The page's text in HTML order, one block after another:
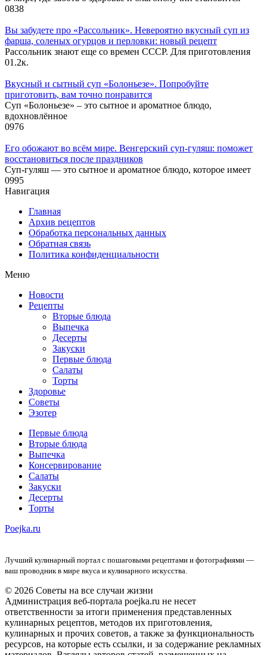
0838
Вы забудете про «Рассольник». Невероятно вкусный суп из
фарша, соленых огурцов и перловки: новый рецепт
Рассольник знают еще со времен СССР. Для приготовления
01.2к.
Вкусный и сытный cуп «Болоньезе». Попробуйте
приготовить, вам точно понравится
Суп «Болоньезе» – это сытное и ароматное блюдо,
вдохновлённое
0976
Его обожают во всём мире. Венгерский суп-гуляш: поможет
восстановиться после праздников
Суп-гуляш — это сытное и ароматное блюдо, которое имеет
0995
Навигация
Главная
Архив рецептов
Обработка персональных данных
Обратная связь
Политика конфиденциальности
Меню
Новости
Рецепты
Вторые блюда
Выпечка
Десерты
Закуски
Первые блюда
Салаты
Торты
Здоровье
Советы
Эзотер
Первые блюда
Вторые блюда
Выпечка
Консервирование
Салаты
Закуски
Десерты
Торты
Poejka.ru
Лучший кулинарный портал с пошаговыми рецептами и фотографиями —
ваш проводник в мире вкуса и кулинарного искусства.
© 2026 Советы на все случаи жизни
Администрация веб-портала poejka.ru не несет
ответственности за итоги применения представленных
кулинарных рецептов, методов их приготовления,
кулинарных и прочих советов, а также за функциональность
ресурсов, на которые есть ссылки, и за содержание рекламных